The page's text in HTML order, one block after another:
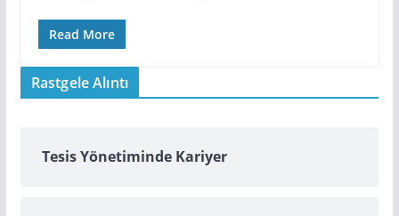
Read More
Rastgele Alıntı
Tesis Yönetiminde Kariyer